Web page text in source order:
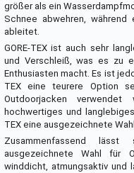
größer als ein
Schnee abwehren,
ableitet.
GORE-TEX ist auch sehr
und Verschleiß, was es zu
Enthusiasten macht. Es ist
TEX eine teurere Option
Outdoorjacken
hochwertiges und
TEX eine ausgezeichnete
Zusammenfassend
ausgezeichnete Wahl für
winddicht, atmungsaktiv und